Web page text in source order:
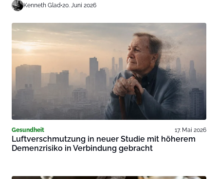
Kenneth Glad•20. Juni 2026
Gesundheit 17. Mai 2026
Luftverschmutzung in neuer Studie mit höherem
Demenzrisiko in Verbindung gebracht